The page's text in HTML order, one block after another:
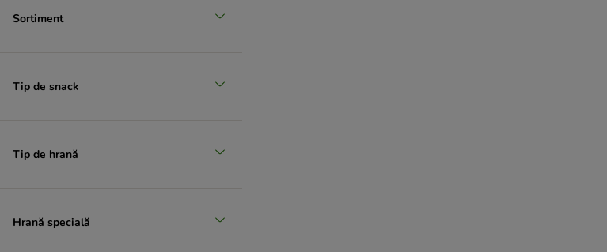
Sortiment
Tip de snack
Tip de hrană
Hrană specială